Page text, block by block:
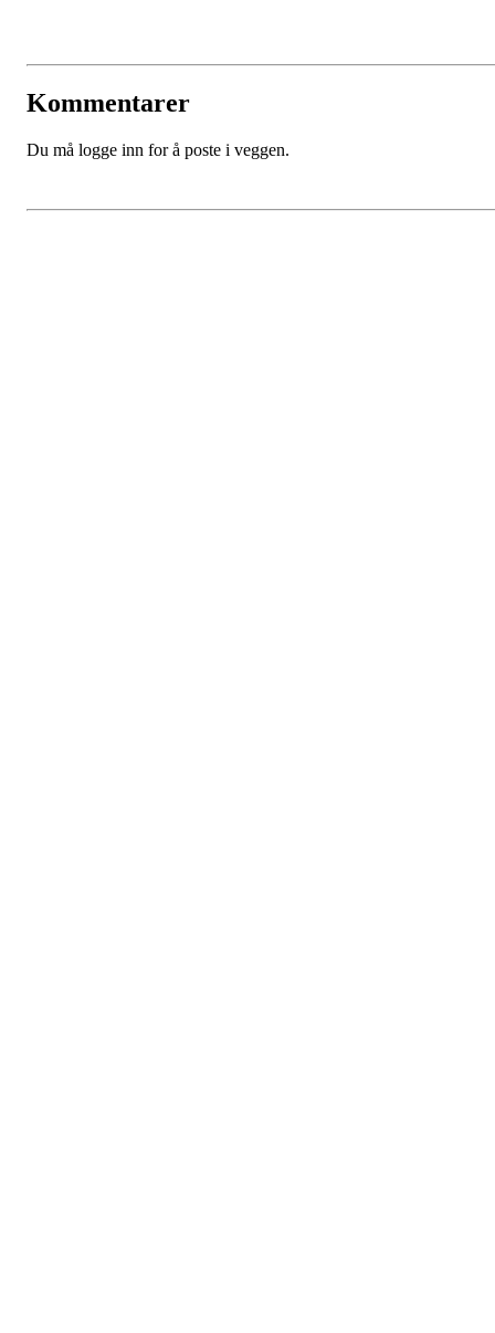
Kommentarer
Du må logge inn for å poste i veggen.